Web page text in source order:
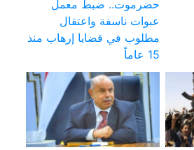
حضرموت.. ضبط معمل
عبوات ناسفة واعتقال
مطلوب في قضايا إرهاب منذ
15 عاماً